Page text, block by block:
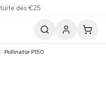
dès €25
Pollinator P150